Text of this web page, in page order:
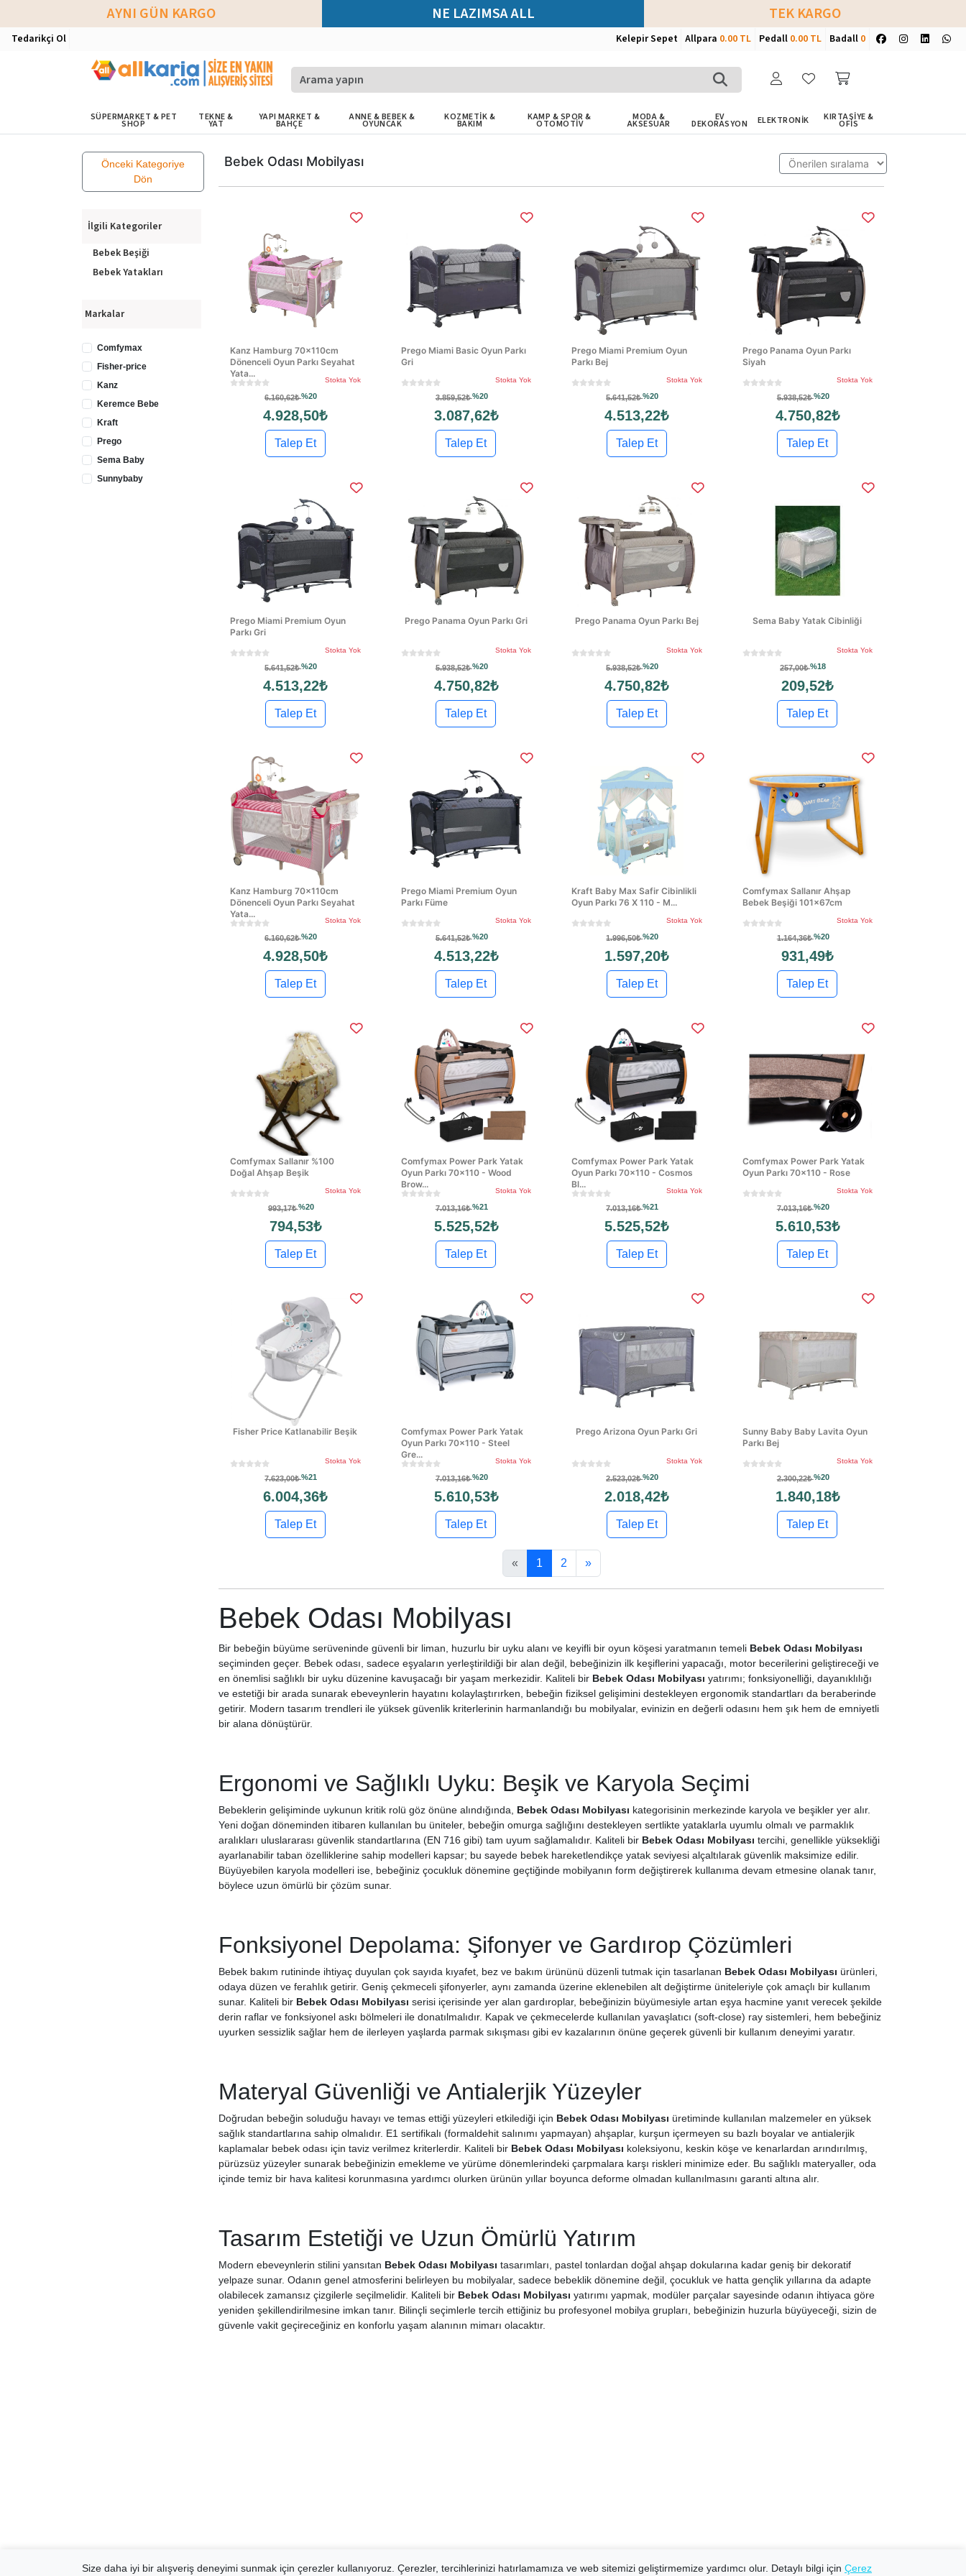
AYNI GÜN KARGO NE LAZIMSA ALL TEK KARGO
Tedarikçi Ol Kelepir Sepet Allpara 0.00 TL Pedall 0.00 TL Badall 0
SÜPERMARKET & PET
SHOP
TEKNE &
YAT
YAPI MARKET &
BAHÇE
ANNE & BEBEK &
OYUNCAK
KOZMETİK &
BAKIM
KAMP & SPOR &
OTOMOTİV
MODA &
AKSESUAR
EV
DEKORASYON ELEKTRONİK KIRTASİYE &
OFİS
Önceki Kategoriye
Dön
İlgili Kategoriler
Bebek Beşiği
Bebek Yatakları
Markalar
Comfymax
Fisher-price
Kanz
Keremce Bebe
Kraft
Prego
Sema Baby
Sunnybaby
Bebek Odası Mobilyası
Kanz Hamburg 70x110cm
Dönenceli Oyun Parkı Seyahat
Yata...
Stokta Yok
6.160,62₺%20
4.928,50₺
Talep Et
Prego Miami Basic Oyun Parkı
Gri
Stokta Yok
3.859,52₺%20
3.087,62₺
Talep Et
Prego Miami Premium Oyun
Parkı Bej
Stokta Yok
5.641,52₺%20
4.513,22₺
Talep Et
Prego Panama Oyun Parkı
Siyah
Stokta Yok
5.938,52₺%20
4.750,82₺
Talep Et
Prego Miami Premium Oyun
Parkı Gri
Stokta Yok
5.641,52₺%20
4.513,22₺
Talep Et
Prego Panama Oyun Parkı Gri
Stokta Yok
5.938,52₺%20
4.750,82₺
Talep Et
Prego Panama Oyun Parkı Bej
Stokta Yok
5.938,52₺%20
4.750,82₺
Talep Et
Sema Baby Yatak Cibinliği
Stokta Yok
257,00₺%18
209,52₺
Talep Et
Kanz Hamburg 70x110cm
Dönenceli Oyun Parkı Seyahat
Yata...
Stokta Yok
6.160,62₺%20
4.928,50₺
Talep Et
Prego Miami Premium Oyun
Parkı Füme
Stokta Yok
5.641,52₺%20
4.513,22₺
Talep Et
Kraft Baby Max Safir Cibinlikli
Oyun Parkı 76 X 110 - M...
Stokta Yok
1.996,50₺%20
1.597,20₺
Talep Et
Comfymax Sallanır Ahşap
Bebek Beşiği 101x67cm
Stokta Yok
1.164,36₺%20
931,49₺
Talep Et
Comfymax Sallanır %100
Doğal Ahşap Beşik
Stokta Yok
993,17₺%20
794,53₺
Talep Et
Comfymax Power Park Yatak
Oyun Parkı 70x110 - Wood
Brow...
Stokta Yok
7.013,16₺%21
5.525,52₺
Talep Et
Comfymax Power Park Yatak
Oyun Parkı 70x110 - Cosmos
Bl...
Stokta Yok
7.013,16₺%21
5.525,52₺
Talep Et
Comfymax Power Park Yatak
Oyun Parkı 70x110 - Rose
Stokta Yok
7.013,16₺%20
5.610,53₺
Talep Et
Fisher Price Katlanabilir Beşik
Stokta Yok
7.623,00₺%21
6.004,36₺
Talep Et
Comfymax Power Park Yatak
Oyun Parkı 70x110 - Steel
Gre...
Stokta Yok
7.013,16₺%20
5.610,53₺
Talep Et
Prego Arizona Oyun Parkı Gri
Stokta Yok
2.523,02₺%20
2.018,42₺
Talep Et
Sunny Baby Baby Lavita Oyun
Parkı Bej
Stokta Yok
2.300,22₺%20
1.840,18₺
Talep Et
« 1 2 »
Bebek Odası Mobilyası
Bir bebeğin büyüme serüveninde güvenli bir liman, huzurlu bir uyku alanı ve keyifli bir oyun köşesi yaratmanın temeli Bebek Odası Mobilyası
seçiminden geçer. Bebek odası, sadece eşyaların yerleştirildiği bir alan değil, bebeğinizin ilk keşiflerini yapacağı, motor becerilerini geliştireceği ve
en önemlisi sağlıklı bir uyku düzenine kavuşacağı bir yaşam merkezidir. Kaliteli bir Bebek Odası Mobilyası yatırımı; fonksiyonelliği, dayanıklılığı
ve estetiği bir arada sunarak ebeveynlerin hayatını kolaylaştırırken, bebeğin fiziksel gelişimini destekleyen ergonomik standartları da beraberinde
getirir. Modern tasarım trendleri ile yüksek güvenlik kriterlerinin harmanlandığı bu mobilyalar, evinizin en değerli odasını hem şık hem de emniyetli
bir alana dönüştürür.
Ergonomi ve Sağlıklı Uyku: Beşik ve Karyola Seçimi
Bebeklerin gelişiminde uykunun kritik rolü göz önüne alındığında, Bebek Odası Mobilyası kategorisinin merkezinde karyola ve beşikler yer alır.
Yeni doğan döneminden itibaren kullanılan bu üniteler, bebeğin omurga sağlığını destekleyen sertlikte yataklarla uyumlu olmalı ve parmaklık
aralıkları uluslararası güvenlik standartlarına (EN 716 gibi) tam uyum sağlamalıdır. Kaliteli bir Bebek Odası Mobilyası tercihi, genellikle yüksekliği
ayarlanabilir taban özelliklerine sahip modelleri kapsar; bu sayede bebek hareketlendikçe yatak seviyesi alçaltılarak güvenlik maksimize edilir.
Büyüyebilen karyola modelleri ise, bebeğiniz çocukluk dönemine geçtiğinde mobilyanın form değiştirerek kullanıma devam etmesine olanak tanır,
böylece uzun ömürlü bir çözüm sunar.
Fonksiyonel Depolama: Şifonyer ve Gardırop Çözümleri
Bebek bakım rutininde ihtiyaç duyulan çok sayıda kıyafet, bez ve bakım ürününü düzenli tutmak için tasarlanan Bebek Odası Mobilyası ürünleri,
odaya düzen ve ferahlık getirir. Geniş çekmeceli şifonyerler, aynı zamanda üzerine eklenebilen alt değiştirme üniteleriyle çok amaçlı bir kullanım
sunar. Kaliteli bir Bebek Odası Mobilyası serisi içerisinde yer alan gardıroplar, bebeğinizin büyümesiyle artan eşya hacmine yanıt verecek şekilde
derin raflar ve fonksiyonel askı bölmeleri ile donatılmalıdır. Kapak ve çekmecelerde kullanılan yavaşlatıcı (soft-close) ray sistemleri, hem bebeğiniz
uyurken sessizlik sağlar hem de ilerleyen yaşlarda parmak sıkışması gibi ev kazalarının önüne geçerek güvenli bir kullanım deneyimi yaratır.
Materyal Güvenliği ve Antialerjik Yüzeyler
Doğrudan bebeğin soluduğu havayı ve temas ettiği yüzeyleri etkilediği için Bebek Odası Mobilyası üretiminde kullanılan malzemeler en yüksek
sağlık standartlarına sahip olmalıdır. E1 sertifikalı (formaldehit salınımı yapmayan) ahşaplar, kurşun içermeyen su bazlı boyalar ve antialerjik
kaplamalar bebek odası için taviz verilmez kriterlerdir. Kaliteli bir Bebek Odası Mobilyası koleksiyonu, keskin köşe ve kenarlardan arındırılmış,
pürüzsüz yüzeyler sunarak bebeğinizin emekleme ve yürüme dönemlerindeki çarpmalara karşı riskleri minimize eder. Bu sağlıklı materyaller, oda
içinde temiz bir hava kalitesi korunmasına yardımcı olurken ürünün yıllar boyunca deforme olmadan kullanılmasını garanti altına alır.
Tasarım Estetiği ve Uzun Ömürlü Yatırım
Modern ebeveynlerin stilini yansıtan Bebek Odası Mobilyası tasarımları, pastel tonlardan doğal ahşap dokularına kadar geniş bir dekoratif
yelpaze sunar. Odanın genel atmosferini belirleyen bu mobilyalar, sadece bebeklik dönemine değil, çocukluk ve hatta gençlik yıllarına da adapte
olabilecek zamansız çizgilerle seçilmelidir. Kaliteli bir Bebek Odası Mobilyası yatırımı yapmak, modüler parçalar sayesinde odanın ihtiyaca göre
yeniden şekillendirilmesine imkan tanır. Bilinçli seçimlerle tercih ettiğiniz bu profesyonel mobilya grupları, bebeğinizin huzurla büyüyeceği, sizin de
güvenle vakit geçireceğiniz en konforlu yaşam alanının mimarı olacaktır.
Size daha iyi bir alışveriş deneyimi sunmak için çerezler kullanıyoruz. Çerezler, tercihlerinizi hatırlamamıza ve web sitemizi geliştirmemize yardımcı olur. Detaylı bilgi için Çerez